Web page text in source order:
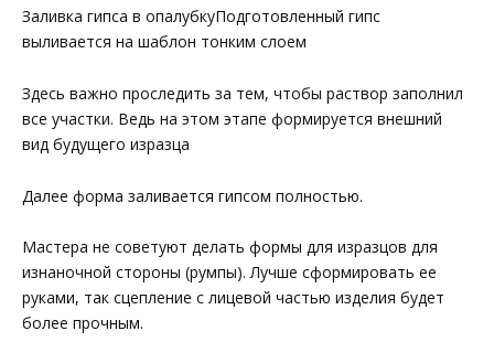
Заливка гипса в опалубкуПодготовленный гипс
выливается на шаблон тонким слоем
Здесь важно проследить за тем, чтобы раствор заполнил
все участки. Ведь на этом этапе формируется внешний
вид будущего изразца
Далее форма заливается гипсом полностью.
Мастера не советуют делать формы для изразцов для
изнаночной стороны (румпы). Лучше сформировать ее
руками, так сцепление с лицевой частью изделия будет
более прочным.